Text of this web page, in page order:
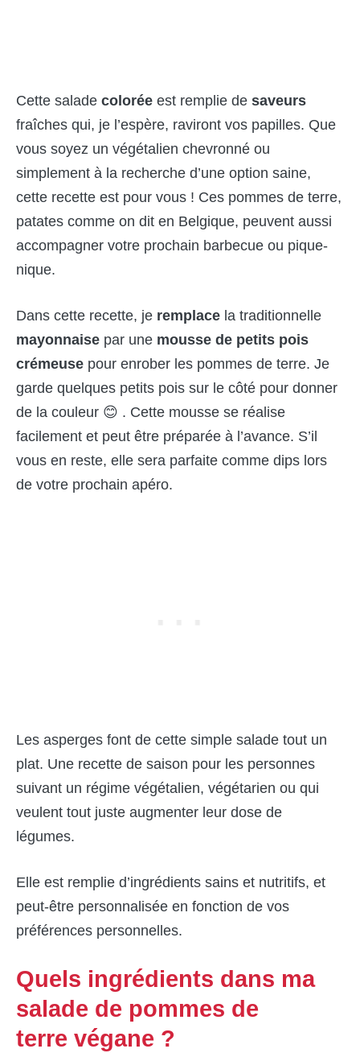
Cette salade colorée est remplie de saveurs
fraîches qui, je l’espère, raviront vos papilles. Que
vous soyez un végétalien chevronné ou
simplement à la recherche d’une option saine,
cette recette est pour vous ! Ces pommes de terre,
patates comme on dit en Belgique, peuvent aussi
accompagner votre prochain barbecue ou pique-
nique.
Dans cette recette, je remplace la traditionnelle
mayonnaise par une mousse de petits pois
crémeuse pour enrober les pommes de terre. Je
garde quelques petits pois sur le côté pour donner
de la couleur 😊 . Cette mousse se réalise
facilement et peut être préparée à l’avance. S’il
vous en reste, elle sera parfaite comme dips lors
de votre prochain apéro.
Les asperges font de cette simple salade tout un
plat. Une recette de saison pour les personnes
suivant un régime végétalien, végétarien ou qui
veulent tout juste augmenter leur dose de
légumes.
Elle est remplie d’ingrédients sains et nutritifs, et
peut-être personnalisée en fonction de vos
préférences personnelles.
Quels ingrédients dans ma
salade de pommes de
terre végane ?